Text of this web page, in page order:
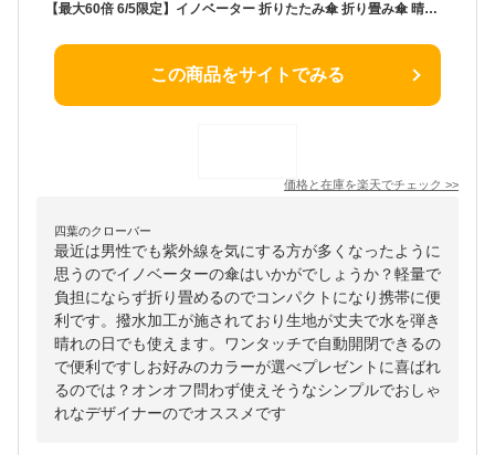
【最大60倍 6/5限定】イノベーター 折りたたみ傘 折り畳み傘 晴雨兼用 自動開閉 雨傘 日傘 軽量 丈夫 撥水 遮光 遮熱 UVカット 55cm 大きい 大きめ 持ち手 おしゃれ ブランド ワンタッチ コンパクト メンズ レディース INNOVATOR in-55wjp
この商品をサイトでみる
価格と在庫を楽天でチェック >>
四葉のクローバー
最近は男性でも紫外線を気にする方が多くなったように
思うのでイノベーターの傘はいかがでしょうか？軽量で
負担にならず折り畳めるのでコンパクトになり携帯に便
利です。撥水加工が施されており生地が丈夫で水を弾き
晴れの日でも使えます。ワンタッチで自動開閉できるの
で便利ですしお好みのカラーが選べプレゼントに喜ばれ
るのでは？オンオフ問わず使えそうなシンプルでおしゃ
れなデザイナーのでオススメです